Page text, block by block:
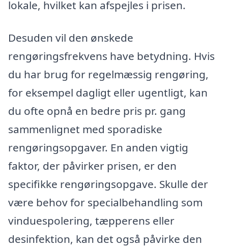
lokale, hvilket kan afspejles i prisen.
Desuden vil den ønskede
rengøringsfrekvens have betydning. Hvis
du har brug for regelmæssig rengøring,
for eksempel dagligt eller ugentligt, kan
du ofte opnå en bedre pris pr. gang
sammenlignet med sporadiske
rengøringsopgaver. En anden vigtig
faktor, der påvirker prisen, er den
specifikke rengøringsopgave. Skulle der
være behov for specialbehandling som
vinduespolering, tæpperens eller
desinfektion, kan det også påvirke den